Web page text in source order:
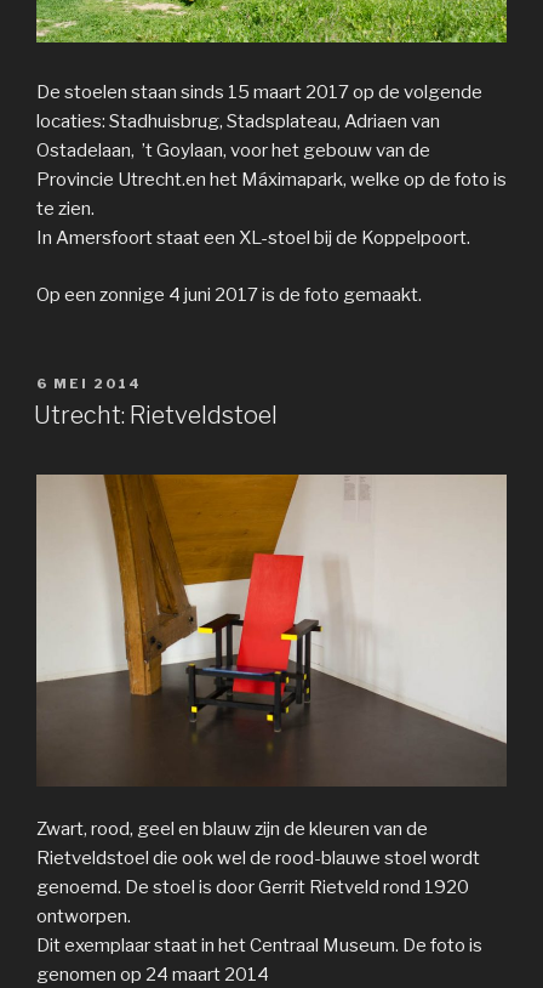
De stoelen staan sinds 15 maart 2017 op de volgende
locaties: Stadhuisbrug, Stadsplateau, Adriaen van
Ostadelaan, ’t Goylaan, voor het gebouw van de
Provincie Utrecht.en het Máximapark, welke op de foto is
te zien.
In Amersfoort staat een XL-stoel bij de Koppelpoort.
Op een zonnige 4 juni 2017 is de foto gemaakt.
GEPLAATST
OP
6 MEI 2014
Utrecht: Rietveldstoel
Zwart, rood, geel en blauw zijn de kleuren van de
Rietveldstoel die ook wel de rood-blauwe stoel wordt
genoemd. De stoel is door Gerrit Rietveld rond 1920
ontworpen.
Dit exemplaar staat in het Centraal Museum. De foto is
genomen op 24 maart 2014